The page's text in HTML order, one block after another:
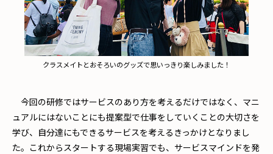
クラスメイトとおそろいのグッズで思いっきり楽しみました！
今回の研修ではサービスのあり方を考えるだけではなく、マニ
ュアルにはないことにも提案型で仕事をしていくことの大切さを
学び、自分達にもできるサービスを考えるきっかけとなりまし
た。これからスタートする現場実習でも、サービスマインドを発